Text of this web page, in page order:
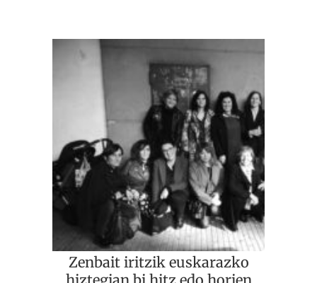
Zenbait iritzik euskarazko